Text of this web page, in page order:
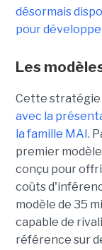
désormais
pour
Les
Cette
avec la
la famille MAI .
premier
conçu pour
coûts
modèle de 35
capable de
référence sur